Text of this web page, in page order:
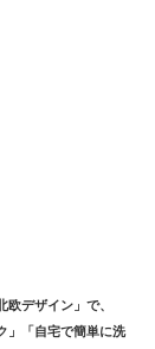
欧デザイン」で、
」「自宅で簡単に洗